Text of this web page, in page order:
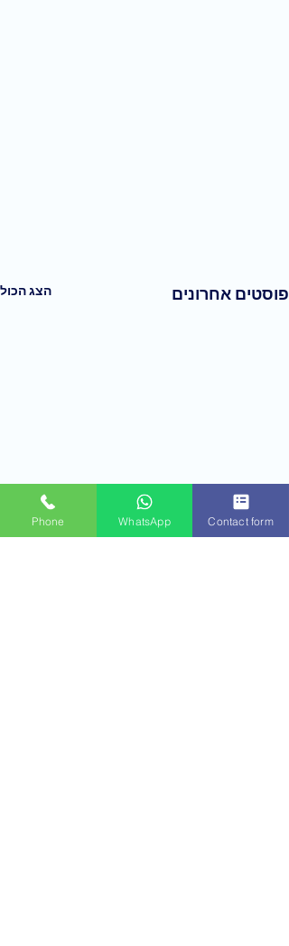
פוסטים אחרונים הצג הכול
Phone WhatsApp Contact form